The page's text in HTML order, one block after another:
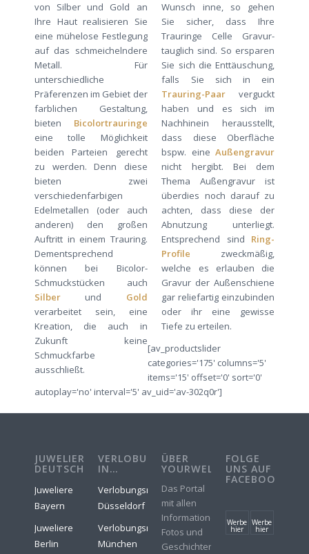
von Silber und Gold an
Ihre Haut realisieren Sie
eine mühelose Festlegung
auf das schmeichelndere
Metall. Für
unterschiedliche
Präferenzen im Gebiet der
farblichen Gestaltung,
bieten Bicolortrauringe
eine tolle Möglichkeit
beiden Parteien gerecht
zu werden. Denn diese
bieten zwei
verschiedenfarbigen
Edelmetallen (oder auch
anderen) den großen
Auftritt in einem Trauring.
Dementsprechend
können bei Bicolor-
Schmuckstücken auch
Silber und Gold
verarbeitet sein, eine
Kreation, die auch in
Zukunft keine
Schmuckfarbe
ausschließt.
Wunsch inne, so gehen
Sie sicher, dass Ihre
Trauringe Celle Gravur-
tauglich sind. So ersparen
Sie sich die Enttäuschung,
falls Sie sich in ein
Trauring-Paar verguckt
haben und es sich im
Nachhinein herausstellt,
dass diese Oberfläche
bspw. eine Außengravur
nicht hergibt. Bei dem
Thema Außengravur ist
überdies noch darauf zu
achten, dass diese der
Abnutzung unterliegt.
Entsprechend sind Ring-
Profile zweckmäßig,
welche es erlauben die
Gravur der Außenschiene
gar reliefartig einzubinden
oder ihr eine gewisse
Tiefe zu erteilen.
[av_productslider
categories='175' columns='5'
items='15' offset='0' sort='0'
autoplay='no' interval='5' av_uid='av-302q0r']
JUWELIERE
DEUTSCHLAND
Juweliere
Bayern
Juweliere
Berlin
VERLOBUNGSRINGE
IN…
Verlobungsringe
Düsseldorf
Verlobungsringe
München
ÜBER
YOURWELER
Das Portal
mit allen
Informationen,
Fotos und
Geschichten
FOLGE
UNS AUF
FACEBOOK
Werbe
hier
Werbe
hier